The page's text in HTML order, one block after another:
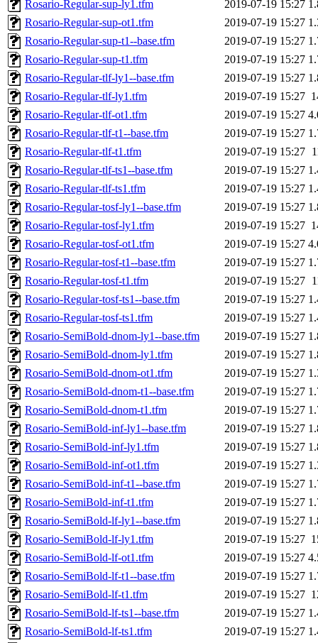
Rosario-Regular-sup-ly1.tfm 2019-07-19 15:27
Rosario-Regular-sup-ot1.tfm
2019-07-19 15:27
Rosario-Regular-sup-t1--base.tfm
2019-07-19 15:27
Rosario-Regular-sup-t1.tfm
2019-07-19 15:27
Rosario-Regular-tlf-ly1--base.tfm
2019-07-19 15:27
Rosario-Regular-tlf-ly1.tfm
2019-07-19 15:27
Rosario-Regular-tlf-ot1.tfm
2019-07-19 15:27
Rosario-Regular-tlf-t1--base.tfm
2019-07-19 15:27
Rosario-Regular-tlf-t1.tfm
2019-07-19 15:27
Rosario-Regular-tlf-ts1--base.tfm
2019-07-19 15:27
Rosario-Regular-tlf-ts1.tfm
2019-07-19 15:27
Rosario-Regular-tosf-ly1--base.tfm
2019-07-19 15:27
Rosario-Regular-tosf-ly1.tfm
2019-07-19 15:27
Rosario-Regular-tosf-ot1.tfm
2019-07-19 15:27
Rosario-Regular-tosf-t1--base.tfm
2019-07-19 15:27
Rosario-Regular-tosf-t1.tfm
2019-07-19 15:27
Rosario-Regular-tosf-ts1--base.tfm
2019-07-19 15:27
Rosario-Regular-tosf-ts1.tfm
2019-07-19 15:27
Rosario-SemiBold-dnom-ly1--base.tfm
2019-07-19 15:27
Rosario-SemiBold-dnom-ly1.tfm
2019-07-19 15:27
Rosario-SemiBold-dnom-ot1.tfm
2019-07-19 15:27
Rosario-SemiBold-dnom-t1--base.tfm
2019-07-19 15:27
Rosario-SemiBold-dnom-t1.tfm
2019-07-19 15:27
Rosario-SemiBold-inf-ly1--base.tfm
2019-07-19 15:27
Rosario-SemiBold-inf-ly1.tfm
2019-07-19 15:27
Rosario-SemiBold-inf-ot1.tfm
2019-07-19 15:27
Rosario-SemiBold-inf-t1--base.tfm
2019-07-19 15:27
Rosario-SemiBold-inf-t1.tfm
2019-07-19 15:27
Rosario-SemiBold-lf-ly1--base.tfm
2019-07-19 15:27
Rosario-SemiBold-lf-ly1.tfm
2019-07-19 15:27
Rosario-SemiBold-lf-ot1.tfm
2019-07-19 15:27
Rosario-SemiBold-lf-t1--base.tfm
2019-07-19 15:27
Rosario-SemiBold-lf-t1.tfm
2019-07-19 15:27
Rosario-SemiBold-lf-ts1--base.tfm
2019-07-19 15:27
Rosario-SemiBold-lf-ts1.tfm
2019-07-19 15:27